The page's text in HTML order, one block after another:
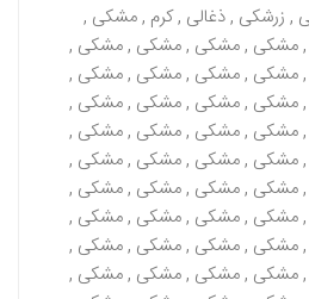
, زرشکی , ذغالی , کرم , مشکی ,
مشکی , مشکی , مشکی , مشکی ,
مشکی , مشکی , مشکی , مشکی ,
مشکی , مشکی , مشکی , مشکی ,
مشکی , مشکی , مشکی , مشکی ,
مشکی , مشکی , مشکی , مشکی ,
مشکی , مشکی , مشکی , مشکی ,
مشکی , مشکی , مشکی , مشکی ,
مشکی , مشکی , مشکی , مشکی ,
مشکی , مشکی , مشکی , مشکی ,